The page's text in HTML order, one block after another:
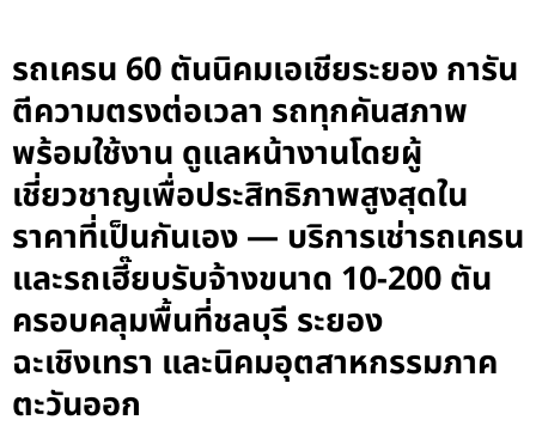
รถเครน 60 ตันนิคมเอเชียระยอง การัน
ตีความตรงต่อเวลา รถทุกคันสภาพ
พร้อมใช้งาน ดูแลหน้างานโดยผู้
เชี่ยวชาญเพื่อประสิทธิภาพสูงสุดใน
ราคาที่เป็นกันเอง — บริการเช่ารถเครน
และรถเฮี๊ยบรับจ้างขนาด 10-200 ตัน
ครอบคลุมพื้นที่ชลบุรี ระยอง
ฉะเชิงเทรา และนิคมอุตสาหกรรมภาค
ตะวันออก